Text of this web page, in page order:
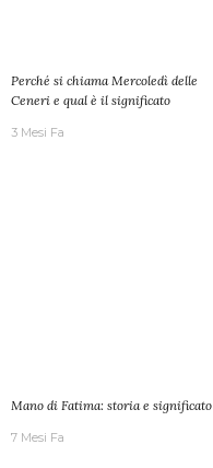
Perché si chiama Mercoledì delle
Ceneri e qual è il significato
3 Mesi Fa
Mano di Fatima: storia e significato
7 Mesi Fa